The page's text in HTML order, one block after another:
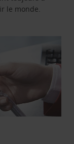
le monde.